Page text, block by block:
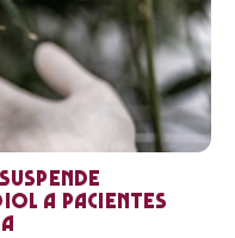
a pacientes